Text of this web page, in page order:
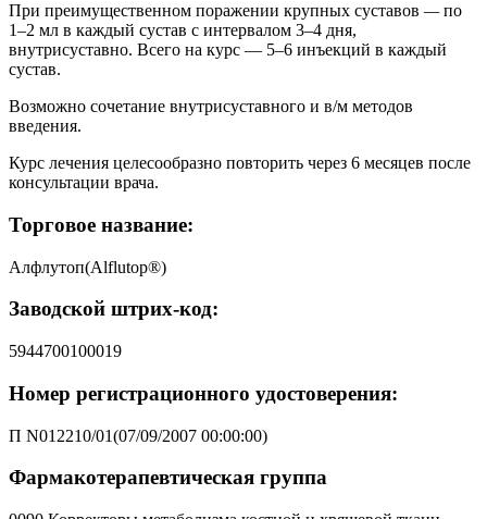
При преимущественном поражении крупных суставов —по
1–2 мл в каждый сустав с интервалом 3–4 дня,
внутрисуставно. Всего на курс — 5–6 инъекций в каждый
сустав.
Возможно сочетание внутрисуставного и в/м методов
введения.
Курс лечения целесообразно повторить через 6 месяцев после
консультации врача.
Торговое название:
Алфлутоп(Alflutop®)
Заводской штрих-код:
5944700100019
Номер регистрационного удостоверения:
П N012210/01(07/09/2007 00:00:00)
Фармакотерапевтическая группа